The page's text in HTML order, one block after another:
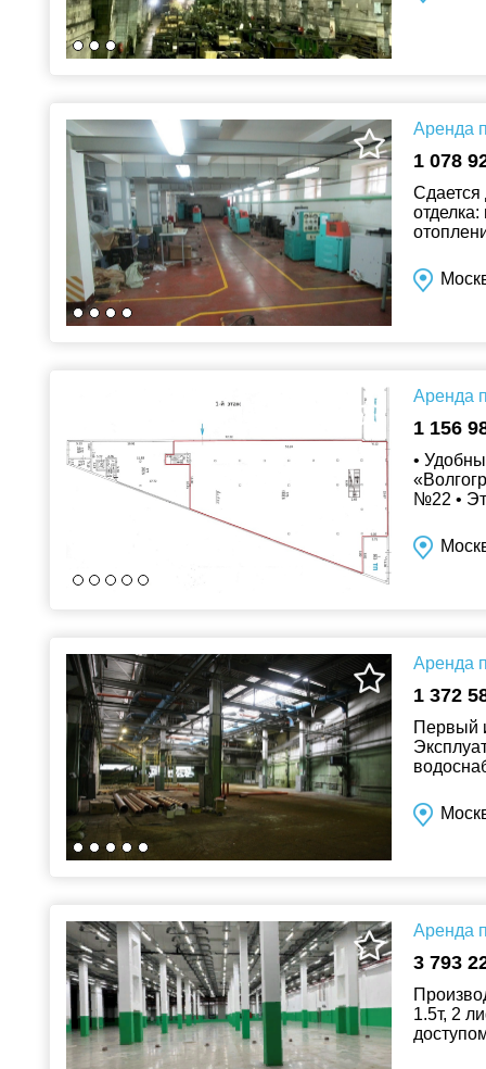
Аренда
1 078
Сдается
Аренда
1 156
•
№22 •
Аренда
1 372
Первый
Аренда
3 793
1.5т, 2